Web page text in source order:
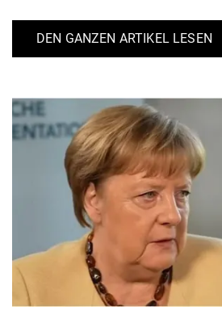
DEN GANZEN ARTIKEL LESEN